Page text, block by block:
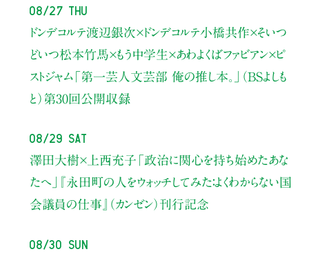
08/27 Thu
ドンデコルテ渡辺銀次×ドンデコルテ小橋共作×そいつ
どいつ松本竹馬×もう中学生×あわよくばファビアン×ピ
ストジャム「第一芸人文芸部 俺の推し本。」（BSよしも
と） 第30回公開収録
08/29 Sat
澤田大樹×上西充子 「政治に関心を持ち始めたあな
たへ」
『永田町の人をウォッチしてみた：よくわからない国
会議員の仕事』（カンゼン）刊行記念
08/30 Sun